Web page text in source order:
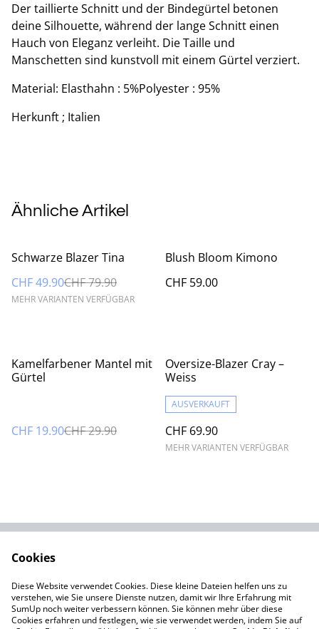
Der taillierte Schnitt und der Bindegürtel betonen
deine Silhouette, während der lange Schnitt einen
Hauch von Eleganz verleiht. Die Taille und
Manschetten sind kunstvoll mit einem Gürtel verziert.
Material: Elasthahn : 5%Polyester : 95%
Herkunft ; Italien
Ähnliche Artikel
%
Schwarze Blazer Tina
CHF 49.90CHF 79.90
MEHR VARIANTEN VERFÜGBAR
Blush Bloom Kimono
CHF 59.00
%
Kamelfarbener Mantel mit
Gürtel
CHF 19.90CHF 29.90
Oversize-Blazer Cray –
Weiss
AUSVERKAUFT
CHF 69.90
MEHR VARIANTEN VERFÜGBAR
Kontaktieren Sie uns
Datenschutzbestimm
ungen von SumUp
Cookie-Richtlinie
Cookies
Diese Website verwendet Cookies. Diese kleine Dateien helfen uns zu
verstehen, wie Sie unsere Dienste nutzen, damit wir Ihre Erfahrung mit
SumUp noch weiter verbessern können. Sie können mehr über diese
Cookies erfahren und festlegen, wie sie verwendet werden, indem Sie auf